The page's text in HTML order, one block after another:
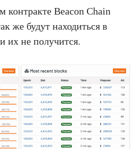
контракте Beacon Chain
же будут находиться в
их не получится.